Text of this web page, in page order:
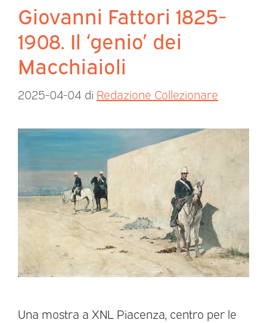
Giovanni Fattori 1825-
1908. Il ‘genio’ dei
Macchiaioli
2025-04-04 di Redazione Collezionare
Una mostra a XNL Piacenza, centro per le